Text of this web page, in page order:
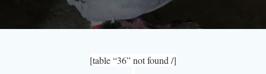
[table “36” not found /]